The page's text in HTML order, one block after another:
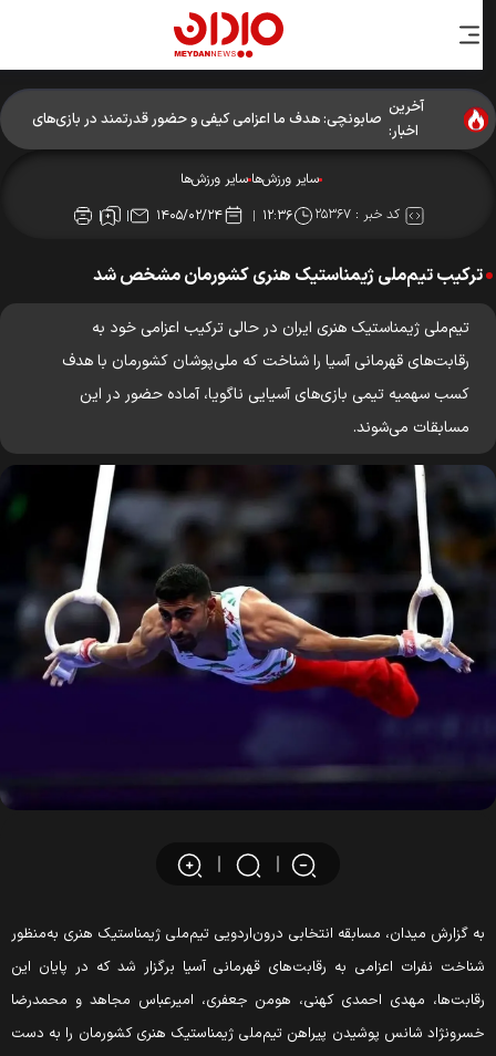
آخرین
اخبار:
صابونچی: هدف ما اعزامی کیفی و حضور قدرتمند در بازی‌های
آسیایی است
سایر ورزش‌هاسایر ورزش‌ها
کد خبر : ۲۵۳۶۷ ۱۲:۳۶ ۱۴۰۵/۰۲/۲۴
ترکیب تیم‌ملی ژیمناستیک هنری کشورمان مشخص شد
تیم‌ملی ژیمناستیک هنری ایران در حالی ترکیب اعزامی خود به
رقابت‌های قهرمانی آسیا را شناخت که ملی‌پوشان کشورمان با هدف
کسب سهمیه تیمی بازی‌های آسیایی ناگویا، آماده حضور در این
مسابقات می‌شوند.
گزارش میدان، مسابقه انتخابی درون‌اردویی تیم‌ملی ژیمناستیک هنری به‌منظور
نفرات اعزامی به رقابت‌های قهرمانی آسیا برگزار شد که در پایان این
مهدی احمدی کهنی، هومن جعفری، امیرعباس مجاهد و محمدرضا
شانس پوشیدن پیراهن تیم‌ملی ژیمناستیک هنری کشورمان را به دست